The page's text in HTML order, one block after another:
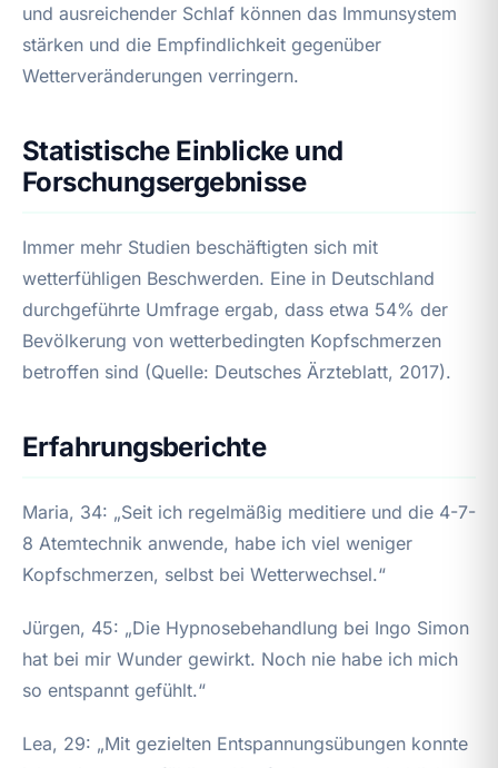
und ausreichender Schlaf können das Immunsystem
stärken und die Empfindlichkeit gegenüber
Wetterveränderungen verringern.
Statistische Einblicke und
Forschungsergebnisse
Immer mehr Studien beschäftigten sich mit
wetterfühligen Beschwerden. Eine in Deutschland
durchgeführte Umfrage ergab, dass etwa 54% der
Bevölkerung von wetterbedingten Kopfschmerzen
betroffen sind (Quelle: Deutsches Ärzteblatt, 2017).
Erfahrungsberichte
Maria, 34: „Seit ich regelmäßig meditiere und die 4-7-
8 Atemtechnik anwende, habe ich viel weniger
Kopfschmerzen, selbst bei Wetterwechsel.“
Jürgen, 45: „Die Hypnosebehandlung bei Ingo Simon
hat bei mir Wunder gewirkt. Noch nie habe ich mich
so entspannt gefühlt.“
Lea, 29: „Mit gezielten Entspannungsübungen konnte